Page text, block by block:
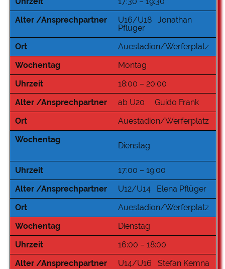
Alter /Ansprechpartner
U16/U18 Jonathan
Pflüger
Ort
Auestadion/Werferplatz
Wochentag
Montag
Uhrzeit
18:00 – 20:00
Alter /Ansprechpartner
ab U20 Guido Frank
Ort
Auestadion/Werferplatz
Wochentag
Dienstag
Uhrzeit
17:00 – 19:00
Alter /Ansprechpartner
U12/U14 Elena Pflüger
Ort
Auestadion/Werferplatz
Wochentag
Dienstag
Uhrzeit
16:00 – 18:00
Alter /Ansprechpartner
U14/U16 Stefan Kemna